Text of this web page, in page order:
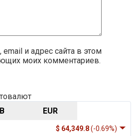
и адрес сайта в этом
моих комментариев.
EUR
$ 64,349.8(-0.69%)